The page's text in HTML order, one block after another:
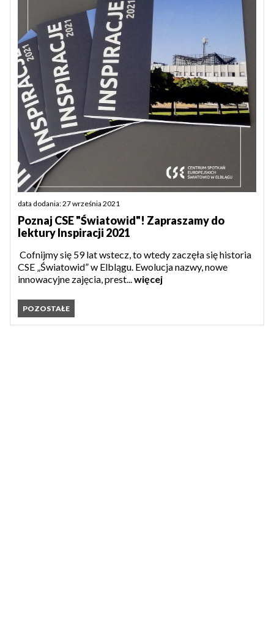
data dodania: 27 września 2021
Poznaj CSE "Światowid"! Zapraszamy do
lektury Inspiracji 2021
Cofnijmy się 59 lat wstecz, to wtedy zaczęła się historia
CSE „Światowid” w Elblągu. Ewolucja nazwy, nowe
innowacyjne zajęcia, prest...więcej
POZOSTAŁE